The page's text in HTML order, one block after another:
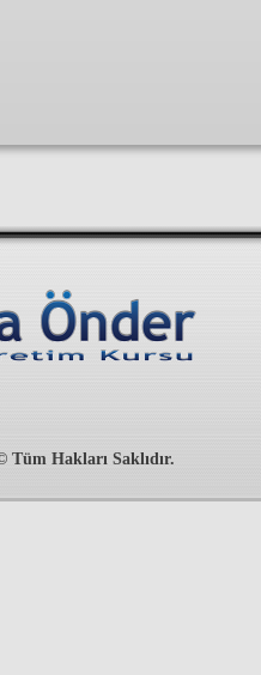
Hakları Saklıdır.